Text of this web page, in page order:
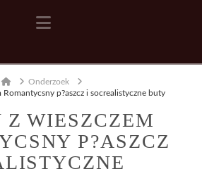
Navigation
HomeOnderzoek
Romantycsny p?aszcz i socrealistyczne buty
Z WIESZCZEM
P?ASZCZ